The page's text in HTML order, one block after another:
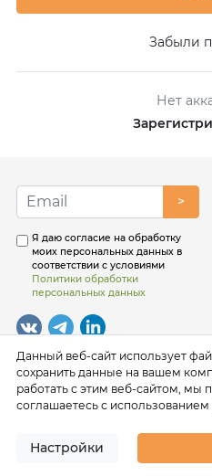
Забыли
Нет
>
Я даю согласие на обработку
моих персональных данных в
соответствии с условиями
Политики обработки
персональных данных
Данный веб-сайт использует
сохранить данные на вашем
работать с этим веб-сайтом, мы
соглашаетесь с использованием
Настройки